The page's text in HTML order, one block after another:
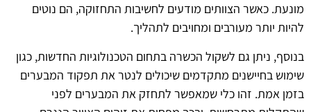
מונעת. כאשר הצוותים מודעים לחשיבות התחזוקה, הם נוטים
להיות יותר מעורבים ומחויבים לתהליך.
בנוסף, ניתן גם לשקול הכשרה בתחום הטכנולוגיות החדשות, כגון
שימוש בחיישנים מתקדמים שיכולים לנטר את תפקוד המבערים
בזמן אמת. זהו כלי שמאפשר לתחזק את המבערים לפני